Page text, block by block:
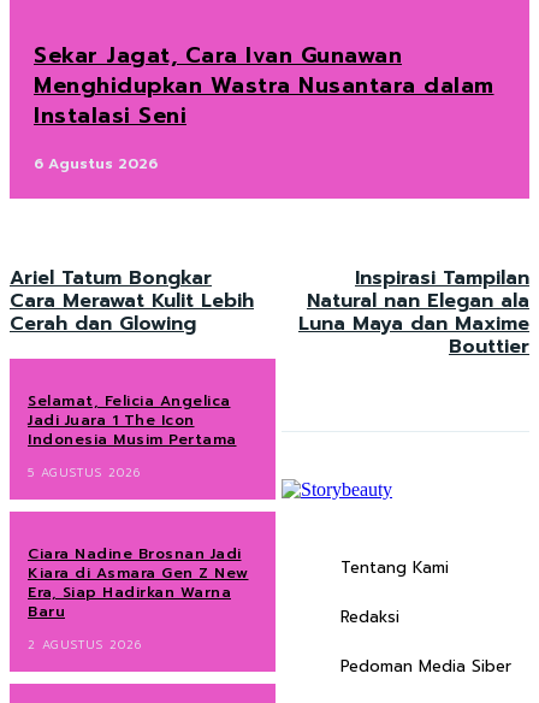
Sekar Jagat, Cara Ivan Gunawan
Menghidupkan Wastra Nusantara dalam
Instalasi Seni
6 Agustus 2026
Ariel Tatum Bongkar
Cara Merawat Kulit Lebih
Cerah dan Glowing
Inspirasi Tampilan
Natural nan Elegan ala
Luna Maya dan Maxime
Bouttier
Selamat, Felicia Angelica
Jadi Juara 1 The Icon
Indonesia Musim Pertama
5 AGUSTUS 2026
Ciara Nadine Brosnan Jadi
Kiara di Asmara Gen Z New
Era, Siap Hadirkan Warna
Baru
2 AGUSTUS 2026
Tentang Kami
Redaksi
Pedoman Media Siber